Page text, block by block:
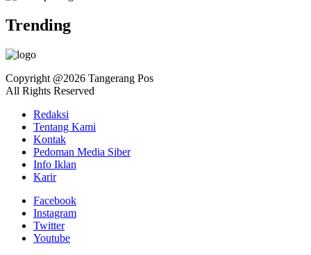
Trending
Copyright @2026 Tangerang Pos
All Rights Reserved
Redaksi
Tentang Kami
Kontak
Pedoman Media Siber
Info Iklan
Karir
Facebook
Instagram
Twitter
Youtube